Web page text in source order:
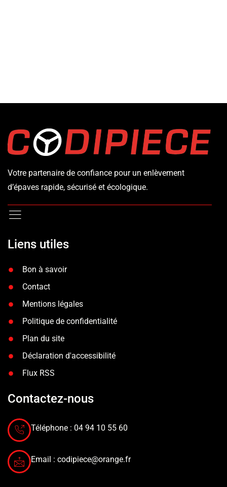
Votre partenaire de confiance pour un enlèvement
d’épaves rapide, sécurisé et écologique.
Liens utiles
Bon à savoir
Contact
Mentions légales
Politique de confidentialité
Plan du site
Déclaration d'accessibilité
Flux RSS
Contactez-nous
Téléphone : 04 94 10 55 60
Email : codipiece@orange.fr